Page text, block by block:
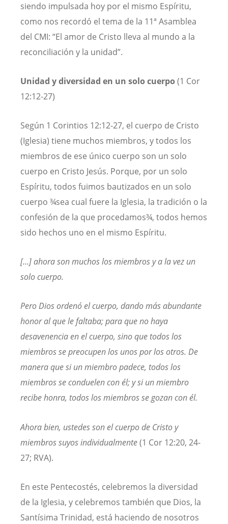
siendo impulsada hoy por el mismo Espíritu,
como nos recordó el tema de la 11ª Asamblea
del CMI: “El amor de Cristo lleva al mundo a la
reconciliación y la unidad”.
Unidad y diversidad en un solo cuerpo(1 Cor
12:12-27)
Según 1 Corintios 12:12-27, el cuerpo de Cristo
(Iglesia) tiene muchos miembros, y todos los
miembros de ese único cuerpo son un solo
cuerpo en Cristo Jesús. Porque, por un solo
Espíritu, todos fuimos bautizados en un solo
cuerpo ¾sea cual fuere la Iglesia, la tradición o la
confesión de la que procedamos¾, todos hemos
sido hechos uno en el mismo Espíritu.
[…] ahora son muchos los miembros y a la vez un
solo cuerpo.
Pero Dios ordenó el cuerpo, dando más abundante
honor al que le faltaba; para que no haya
desavenencia en el cuerpo, sino que todos los
miembros se preocupen los unos por los otros. De
manera que si un miembro padece, todos los
miembros se conduelen con él; y si un miembro
recibe honra, todos los miembros se gozan con él.
Ahora bien, ustedes son el cuerpo de Cristo y
miembros suyos individualmente(1 Cor 12:20, 24-
27; RVA).
En este Pentecostés, celebremos la diversidad
de la Iglesia, y celebremos también que Dios, la
Santísima Trinidad, está haciendo de nosotros